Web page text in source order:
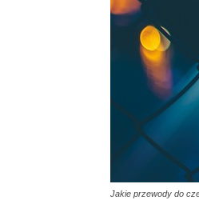
Jakie przewody do